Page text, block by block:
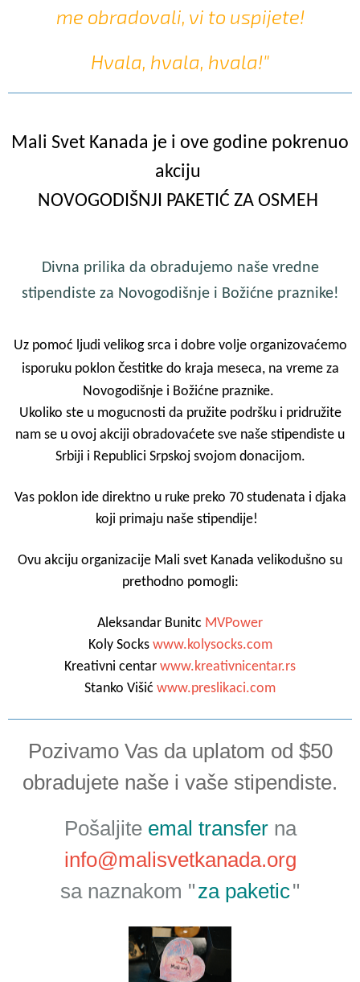
me obradovali, vi to uspijete!
Hvala, hvala, hvala!"
Mali Svet Kanada je i ove godine pokrenuo
akciju
NOVOGODIŠNJI PAKETIĆ ZA OSMEH
Divna prilika da obradujemo naše vredne
stipendiste za Novogodišnje i Božićne praznike!
Uz pomoć ljudi velikog srca i dobre volje organizovaćemo
isporuku poklon čestitke do kraja meseca, na vreme za
Novogodišnje i Božićne praznike.
Ukoliko ste u mogucnosti da pružite podršku i pridružite
nam se u ovoj akciji obradovaćete sve naše stipendiste u
Srbiji i Republici Srpskoj svojom donacijom.
Vas poklon ide direktno u ruke preko 70 studenata i djaka
koji primaju naše stipendije!
Ovu akciju organizacije Mali svet Kanada velikodušno su
prethodno pomogli:
Aleksandar Bunitc MVPower
Koly Socks www.kolysocks.com
Kreativni centar www.kreativnicentar.rs
Stanko Višić www.preslikaci.com
Pozivamo Vas da uplatom od $50
obradujete naše i vaše stipendiste.
Pošaljiteemal transfer na
info@malisvetkanada.org
sa naznakom "za paketic"